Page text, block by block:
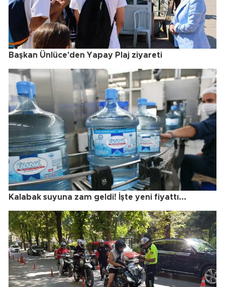
Başkan Ünlüce'den Yapay Plaj ziyareti
Kalabak suyuna zam geldi! İşte yeni fiyattı...